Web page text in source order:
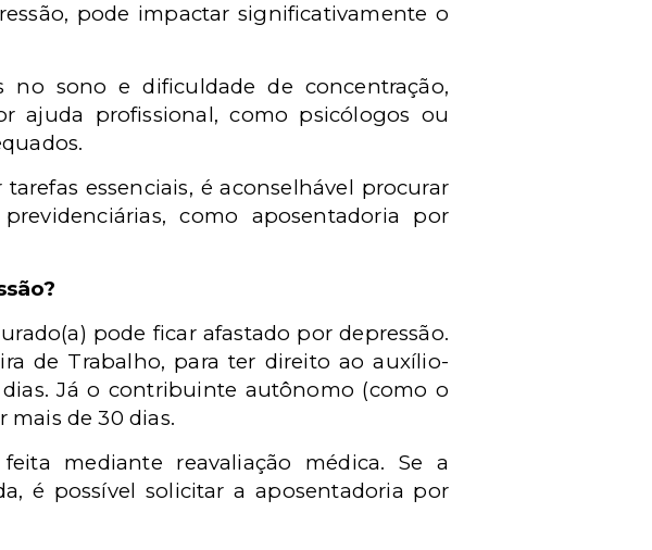
pode impactar significativamente o
no sono e dificuldade de concentração,
ajuda profissional, como psicólogos ou
essenciais, é aconselhável procurar
como aposentadoria por
pode ficar afastado por depressão.
de Trabalho, para ter direito ao auxílio-
Já o contribuinte autônomo (como o
mais de 30 dias.
mediante reavaliação médica. Se a
é possível solicitar a aposentadoria por